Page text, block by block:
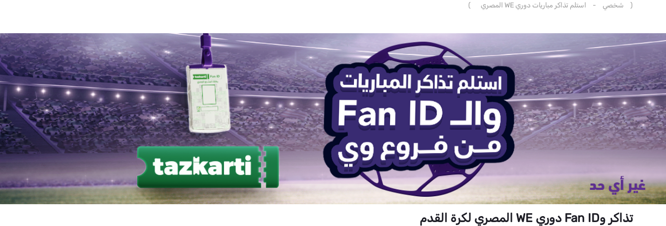
( شخصي - استلم تذاكر مباريات دوري WE المصري )
تذاكر وFan ID دوري WE المصري لكرة القدم